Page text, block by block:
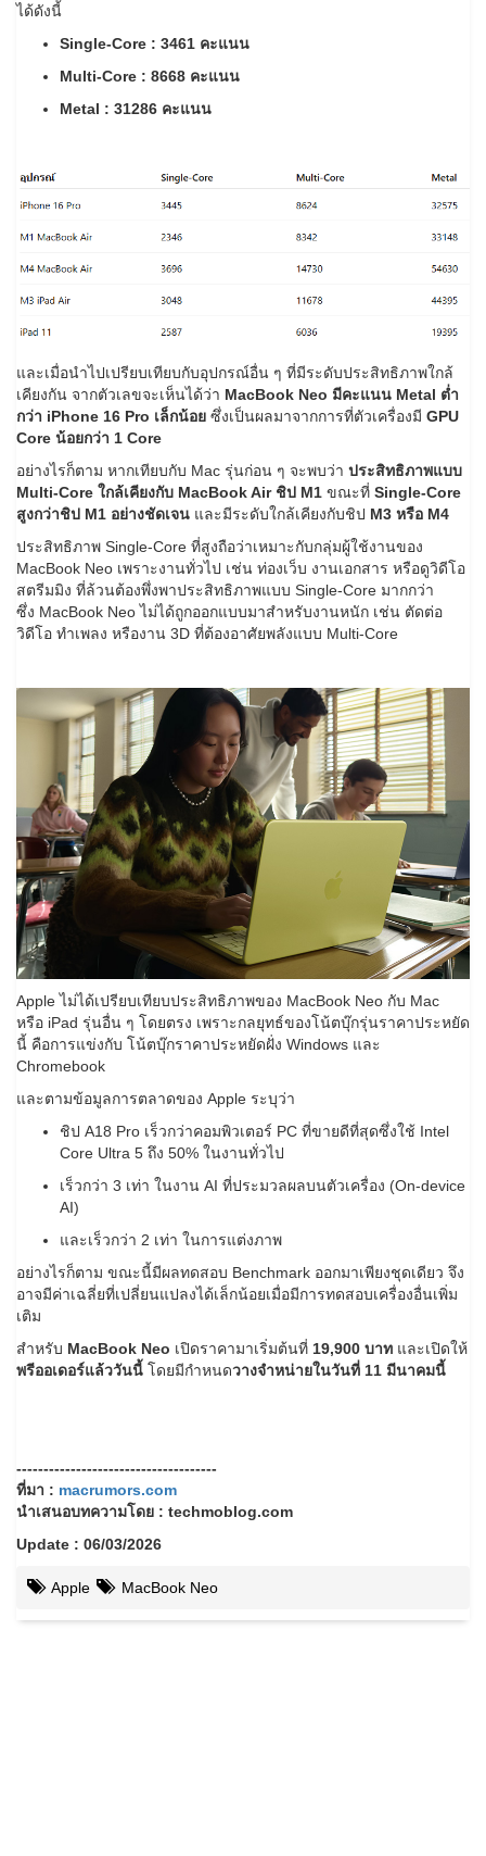
ได้ดังนี้
Single-Core : 3461 คะแนน
Multi-Core : 8668 คะแนน
Metal : 31286 คะแนน
และเมื่อนำไปเปรียบเทียบกับอุปกรณ์อื่น ๆ ที่มีระดับประสิทธิภาพใกล้
เคียงกัน จากตัวเลขจะเห็นได้ว่า MacBook Neo มีคะแนน Metal ต่ำ
กว่า iPhone 16 Pro เล็กน้อย ซึ่งเป็นผลมาจากการที่ตัวเครื่องมี GPU
Core น้อยกว่า 1 Core
อย่างไรก็ตาม หากเทียบกับ Mac รุ่นก่อน ๆ จะพบว่า ประสิทธิภาพแบบ
Multi-Core ใกล้เคียงกับ MacBook Air ชิป M1 ขณะที่ Single-Core
สูงกว่าชิป M1 อย่างชัดเจน และมีระดับใกล้เคียงกับชิป M3 หรือ M4
ประสิทธิภาพ Single-Core ที่สูงถือว่าเหมาะกับกลุ่มผู้ใช้งานของ
MacBook Neo เพราะงานทั่วไป เช่น ท่องเว็บ งานเอกสาร หรือดูวิดีโอ
สตรีมมิง ที่ล้วนต้องพึ่งพาประสิทธิภาพแบบ Single-Core มากกว่า
ซึ่ง MacBook Neo ไม่ได้ถูกออกแบบมาสำหรับงานหนัก เช่น ตัดต่อ
วิดีโอ ทำเพลง หรืองาน 3D ที่ต้องอาศัยพลังแบบ Multi-Core
Apple ไม่ได้เปรียบเทียบประสิทธิภาพของ MacBook Neo กับ Mac
หรือ iPad รุ่นอื่น ๆ โดยตรง เพราะกลยุทธ์ของโน้ตบุ๊กรุ่นราคาประหยัด
นี้ คือการแข่งกับ โน้ตบุ๊กราคาประหยัดฝั่ง Windows และ
Chromebook
และตามข้อมูลการตลาดของ Apple ระบุว่า
ชิป A18 Pro เร็วกว่าคอมพิวเตอร์ PC ที่ขายดีที่สุดซึ่งใช้ Intel
Core Ultra 5 ถึง 50% ในงานทั่วไป
เร็วกว่า 3 เท่า ในงาน AI ที่ประมวลผลบนตัวเครื่อง (On-device
AI)
และเร็วกว่า 2 เท่า ในการแต่งภาพ
อย่างไรก็ตาม ขณะนี้มีผลทดสอบ Benchmark ออกมาเพียงชุดเดียว จึง
อาจมีค่าเฉลี่ยที่เปลี่ยนแปลงได้เล็กน้อยเมื่อมีการทดสอบเครื่องอื่นเพิ่ม
เติม
สำหรับ MacBook Neo เปิดราคามาเริ่มต้นที่ 19,900 บาท และเปิดให้
พรีออเดอร์แล้ววันนี้ โดยมีกำหนดวางจำหน่ายในวันที่ 11 มีนาคมนี้
-------------------------------------
ที่มา : macrumors.com
นำเสนอบทความโดย : techmoblog.com
Update : 06/03/2026
Apple MacBook Neo